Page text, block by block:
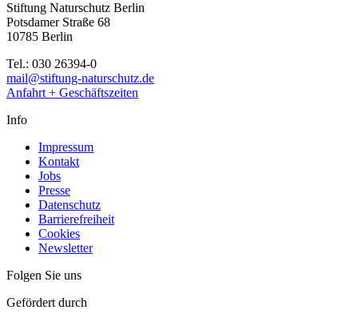
Stiftung Naturschutz Berlin
Potsdamer Straße 68
10785 Berlin
Tel.: 030 26394-0
mail@stiftung-naturschutz.de
Anfahrt + Geschäftszeiten
Info
Impressum
Kontakt
Jobs
Presse
Datenschutz
Barrierefreiheit
Cookies
Newsletter
Folgen Sie uns
Gefördert durch